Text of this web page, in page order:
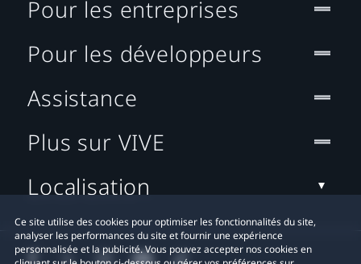
Ce site utilise des cookies pour optimiser les fonctionnalités du site,
analyser les performances du site et fournir une expérience
personnalisée et la publicité. Vous pouvez accepter nos cookies en
Pour les entreprises
Pour les développeurs
Assistance
Plus sur VIVE
Localisation